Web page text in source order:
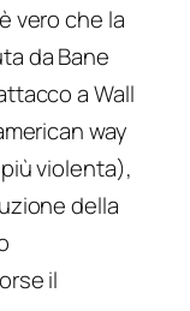
vero che la
da Bane
a Wall
way
violenta),
della
il